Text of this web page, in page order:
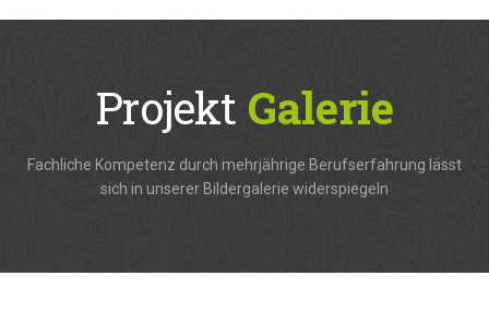
Projekt Galerie
Fachliche Kompetenz durch mehrjährige Berufserfahrung lässt
sich in unserer Bildergalerie widerspiegeln